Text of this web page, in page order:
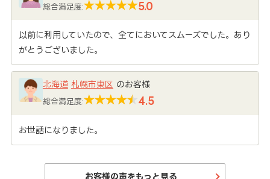
総合満足度: 5.0
以前に利用していたので、全てにおいてスムーズでした。あり
がとうございました。
北海道 札幌市東区 のお客様
総合満足度: 4.5
お世話になりました。
お客様の声をもっと見る